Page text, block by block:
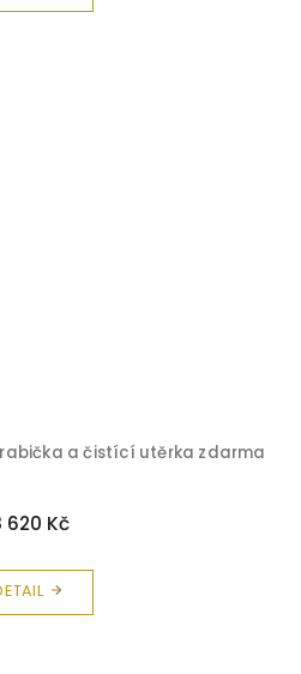
a čistící utěrka zdarma
620 Kč